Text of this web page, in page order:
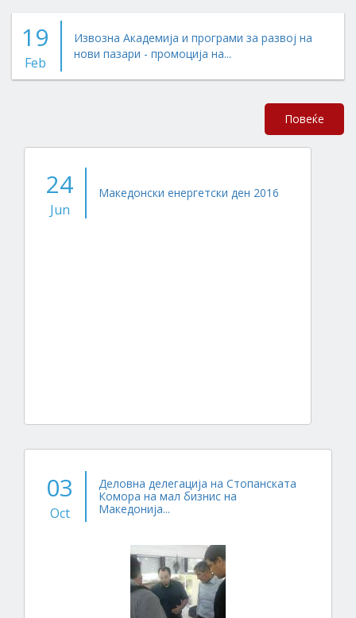
19
Feb
Извозна Академија и програми за развој на
нови пазари - промоција на...
Повеќе
24
Jun
Македонски енергетски ден 2016
03
Oct
Деловна делегација на Стопанската
Комора на мал бизнис на
Македонија...